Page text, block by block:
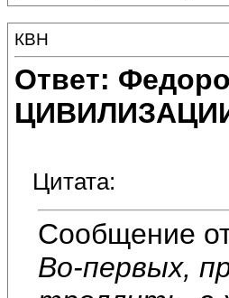
КВН
Ответ:
Цитата:
Сообщение
Во-первых,